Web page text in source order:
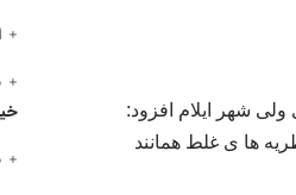
ولی شهر ایلام افزود:
ها ی غلط همانند